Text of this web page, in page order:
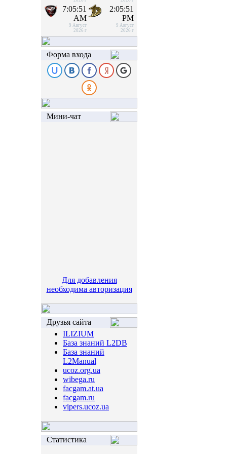
7:05:51
AM
9 Август
2026 г
2:05:51
PM
9 Август
2026 г
Форма входа
Мини-чат
Для добавления
необходима авторизация
Друзья сайта
ILIZIUM
База знаний L2DB
База знаний
L2Manual
ucoz.org.ua
wibega.ru
facgam.at.ua
facgam.ru
vipers.ucoz.ua
Статистика